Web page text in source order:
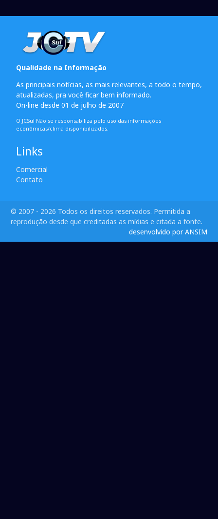
Qualidade na Informação
As principais notícias, as mais relevantes, a todo o tempo,
atualizadas, pra você ficar bem informado.
On-line desde 01 de julho de 2007
O JCSul Não se responsabiliza pelo uso das informações
econômicas/clima disponibilizados.
Links
Comercial
Contato
© 2007 - 2026 Todos os direitos reservados. Permitida a
reprodução desde que creditadas as mídias e citada a fonte.
desenvolvido por ANSIM